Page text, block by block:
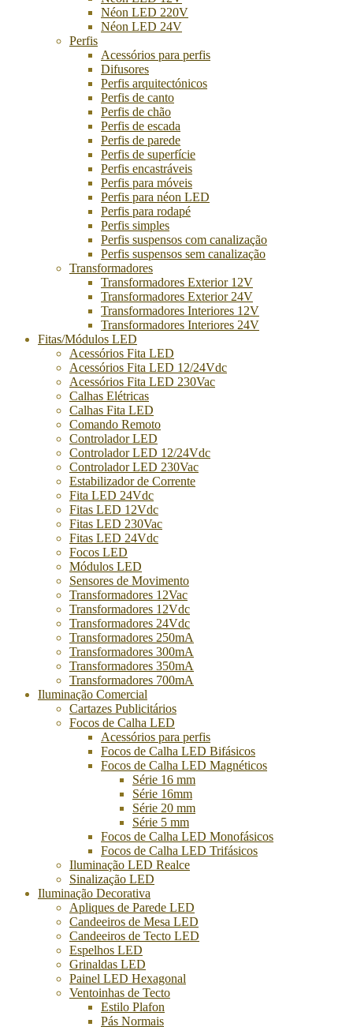
Néon LED 220V
Néon LED 24V
Perfis
Acessórios para perfis
Difusores
Perfis arquitectónicos
Perfis de canto
Perfis de chão
Perfis de escada
Perfis de parede
Perfis de superfície
Perfis encastráveis
Perfis para móveis
Perfis para néon LED
Perfis para rodapé
Perfis simples
Perfis suspensos com canalização
Perfis suspensos sem canalização
Transformadores
Transformadores Exterior 12V
Transformadores Exterior 24V
Transformadores Interiores 12V
Transformadores Interiores 24V
Fitas/Módulos LED
Acessórios Fita LED
Acessórios Fita LED 12/24Vdc
Acessórios Fita LED 230Vac
Calhas Elétricas
Calhas Fita LED
Comando Remoto
Controlador LED
Controlador LED 12/24Vdc
Controlador LED 230Vac
Estabilizador de Corrente
Fita LED 24Vdc
Fitas LED 12Vdc
Fitas LED 230Vac
Fitas LED 24Vdc
Focos LED
Módulos LED
Sensores de Movimento
Transformadores 12Vac
Transformadores 12Vdc
Transformadores 24Vdc
Transformadores 250mA
Transformadores 300mA
Transformadores 350mA
Transformadores 700mA
Iluminação Comercial
Cartazes Publicitários
Focos de Calha LED
Acessórios para perfis
Focos de Calha LED Bifásicos
Focos de Calha LED Magnéticos
Série 16 mm
Série 16mm
Série 20 mm
Série 5 mm
Focos de Calha LED Monofásicos
Focos de Calha LED Trifásicos
Iluminação LED Realce
Sinalização LED
Iluminação Decorativa
Apliques de Parede LED
Candeeiros de Mesa LED
Candeeiros de Tecto LED
Espelhos LED
Grinaldas LED
Painel LED Hexagonal
Ventoinhas de Tecto
Estilo Plafon
Pás Normais